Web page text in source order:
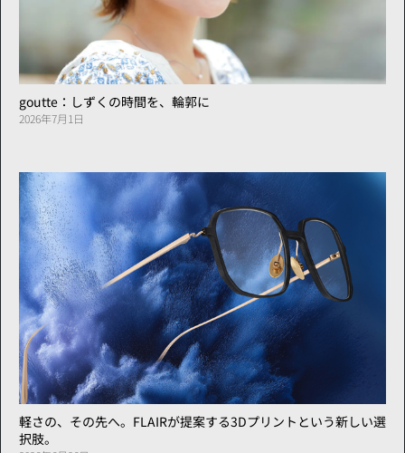
goutte：しずくの時間を、輪郭に
2026年7月1日
軽さの、その先へ。FLAIRが提案する3Dプリントという新しい選
択肢。